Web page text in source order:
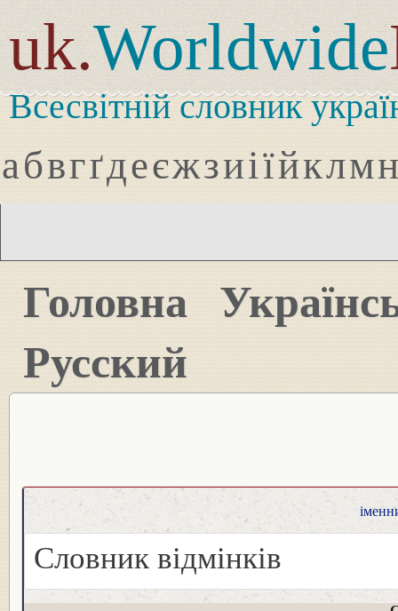
uk.Worldwide
Всесвітній словник
абвгґдеєжзиіїйклмн
Головна
Русский
Словник відмінків